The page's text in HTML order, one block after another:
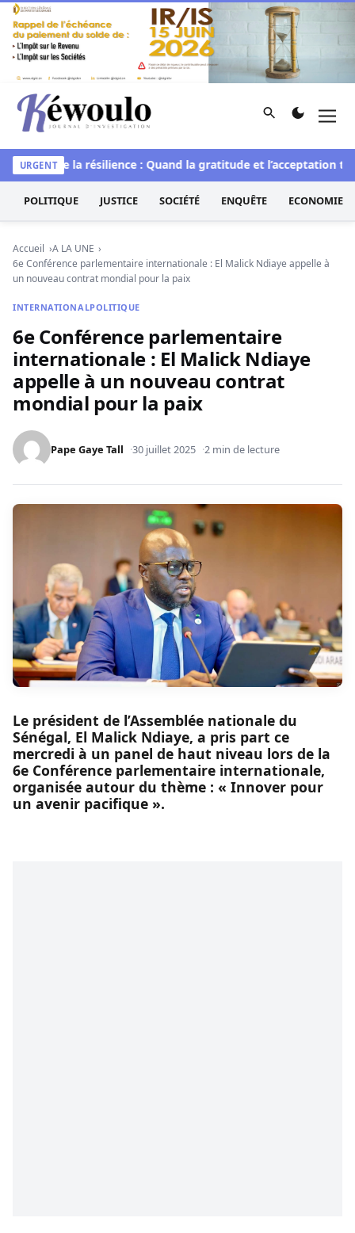
Aller au contenu
Kéwoulo, le premier site d'information et d'investigation
Rechercher
URGENT
L’art de la résilience : Quand la gratitude et l’acceptation
POLITIQUE JUSTICE SOCIÉTÉ ENQUÊTE ECONOMIE
Accueil
A LA UNE
6e Conférence parlementaire internationale : El Malick Ndiaye appelle à
un nouveau contrat mondial pour la paix
INTERNATIONALPOLITIQUE
6e Conférence parlementaire
internationale : El Malick Ndiaye
appelle à un nouveau contrat
mondial pour la paix
Pape Gaye Tall 30 juillet 2025 2 min de lecture
Le président de l’Assemblée nationale du
Sénégal, El Malick Ndiaye, a pris part ce
mercredi à un panel de haut niveau lors de la
6e Conférence parlementaire internationale,
organisée autour du thème : « Innover pour
un avenir pacifique ».